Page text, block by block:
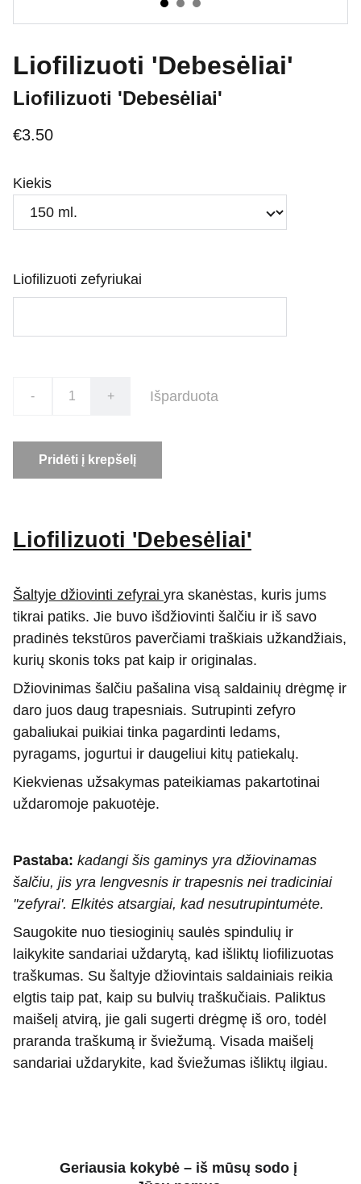
Liofilizuoti 'Debesėliai'
Liofilizuoti 'Debesėliai'
€3.50
Kiekis
Liofilizuoti zefyriukai
- + Išparduota
Pridėti į krepšelį
Liofilizuoti 'Debesėliai'
Šaltyje džiovinti zefyrai yra skanėstas, kuris jums
tikrai patiks. Jie buvo išdžiovinti šalčiu ir iš savo
pradinės tekstūros paverčiami traškiais užkandžiais,
kurių skonis toks pat kaip ir originalas.
Džiovinimas šalčiu pašalina visą saldainių drėgmę ir
daro juos daug trapesniais. Sutrupinti zefyro
gabaliukai puikiai tinka pagardinti ledams,
pyragams, jogurtui ir daugeliui kitų patiekalų.
Kiekvienas užsakymas pateikiamas pakartotinai
uždaromoje pakuotėje.
Pastaba: kadangi šis gaminys yra džiovinamas
šalčiu, jis yra lengvesnis ir trapesnis nei tradiciniai
''zefyrai'. Elkitės atsargiai, kad nesutrupintumėte.
Saugokite nuo tiesioginių saulės spindulių ir
laikykite sandariai uždarytą, kad išliktų liofilizuotas
traškumas. Su šaltyje džiovintais saldainiais reikia
elgtis taip pat, kaip su bulvių traškučiais. Paliktus
maišelį atvirą, jie gali sugerti drėgmę iš oro, todėl
praranda traškumą ir šviežumą. Visada maišelį
sandariai uždarykite, kad šviežumas išliktų ilgiau.
Geriausia kokybė – iš mūsų sodo į